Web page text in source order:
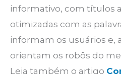
informativo, com títulos
otimizadas com as
informam os usuários e,
orientam os robôs do
Leia também o artigo